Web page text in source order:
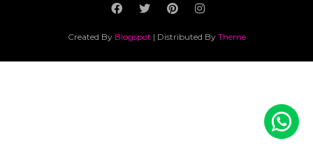
Created By Blogspot | Distributed By Theme